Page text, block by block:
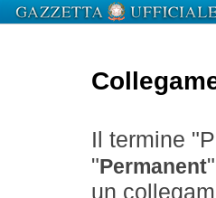
Il termine
" Permanent
un